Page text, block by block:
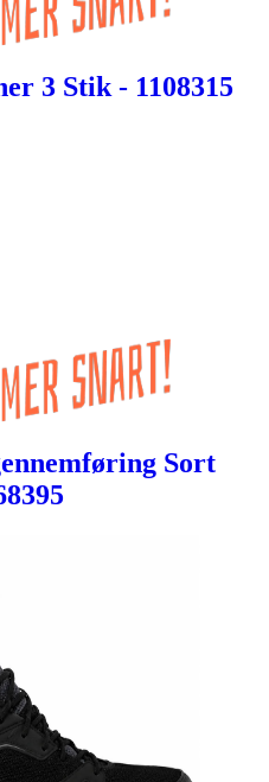
3 Stik - 1108315
Sort